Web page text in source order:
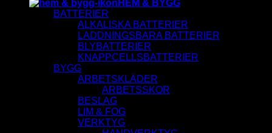
HEM & BYGG
BATTERIER
ALKALISKA BATTERIER
LADDNINGSBARA BATTERIER
BLYBATTERIER
KNAPPCELLSBATTERIER
BYGG
ARBETSKLÄDER
ARBETSSKOR
BESLAG
LIM & FOG
VERKTYG